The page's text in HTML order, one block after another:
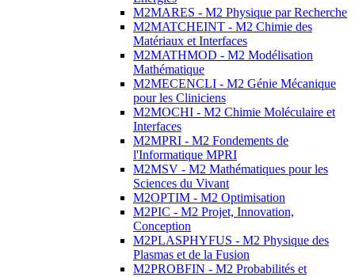
M2MARES - M2 Physique par Recherche
M2MATCHEINT - M2 Chimie des
Matériaux et Interfaces
M2MATHMOD - M2 Modélisation
Mathématique
M2MECENCLI - M2 Génie Mécanique
pour les Cliniciens
M2MOCHI - M2 Chimie Moléculaire et
Interfaces
M2MPRI - M2 Fondements de
l'Informatique MPRI
M2MSV - M2 Mathématiques pour les
Sciences du Vivant
M2OPTIM - M2 Optimisation
M2PIC - M2 Projet, Innovation,
Conception
M2PLASPHYFUS - M2 Physique des
Plasmas et de la Fusion
M2PROBFIN - M2 Probabilités et